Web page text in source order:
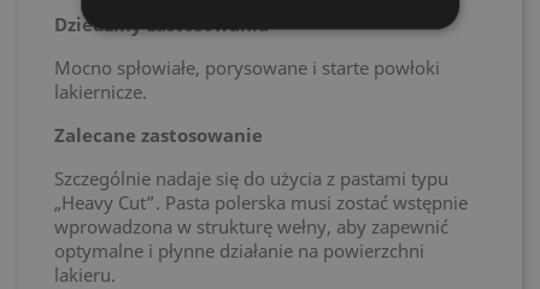
Dziedziny zastosowania
Mocno spłowiałe, porysowane i starte powłoki
lakiernicze.
Zalecane zastosowanie
Szczególnie nadaje się do użycia z pastami typu
„Heavy Cut”. Pasta polerska musi zostać wstępnie
wprowadzona w strukturę wełny, aby zapewnić
optymalne i płynne działanie na powierzchni
lakieru.